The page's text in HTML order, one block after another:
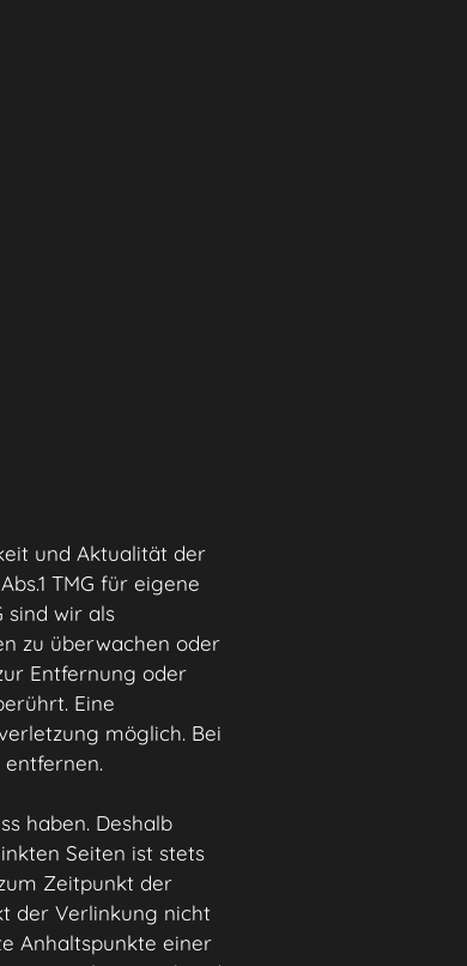
und Aktualität der
TMG für eigene
sind wir als
zu überwachen oder
Entfernung oder
Eine
möglich. Bei
haben. Deshalb
Seiten ist stets
Zeitpunkt der
der Verlinkung nicht
Anhaltspunkte einer